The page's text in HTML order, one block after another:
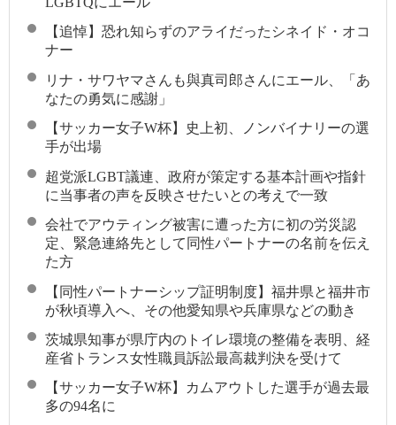
【追悼】恐れ知らずのアライだったシネイド・オコ
ナー
リナ・サワヤマさんも與真司郎さんにエール、「あ
なたの勇気に感謝」
【サッカー女子W杯】史上初、ノンバイナリーの選
手が出場
超党派LGBT議連、政府が策定する基本計画や指針
に当事者の声を反映させたいとの考えで一致
会社でアウティング被害に遭った方に初の労災認
定、緊急連絡先として同性パートナーの名前を伝え
た方
【同性パートナーシップ証明制度】福井県と福井市
が秋頃導入へ、その他愛知県や兵庫県などの動き
茨城県知事が県庁内のトイレ環境の整備を表明、経
産省トランス女性職員訴訟最高裁判決を受けて
【サッカー女子W杯】カムアウトした選手が過去最
多の94名に